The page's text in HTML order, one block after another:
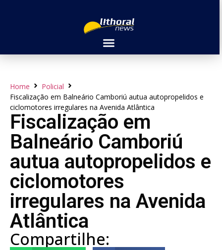
Home
Policial
Fiscalização em Balneário Camboriú autua autopropelidos e
ciclomotores irregulares na Avenida Atlântica
Fiscalização em
Balneário Camboriú
autua autopropelidos e
ciclomotores
irregulares na Avenida
Atlântica
Compartilhe: